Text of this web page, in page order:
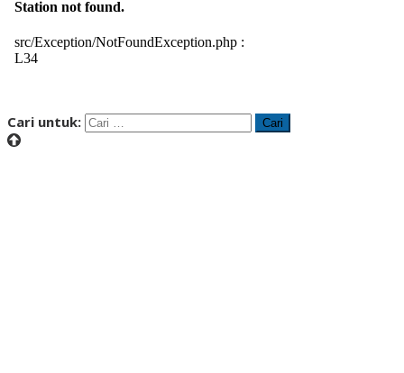
Cari untuk: